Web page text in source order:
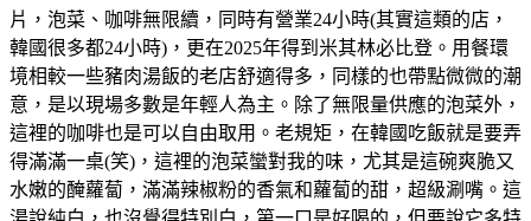
片，泡菜、咖啡無限續，同時有營業24小時(其實這類的店，
韓國很多都24小時)，更在2025年得到米其林必比登。用餐環
境相較一些豬肉湯飯的老店舒適得多，同樣的也帶點微微的潮
意，是以現場多數是年輕人為主。除了無限量供應的泡菜外，
這裡的咖啡也是可以自由取用。老規矩，在韓國吃飯就是要弄
得滿滿一桌(笑)，這裡的泡菜蠻對我的味，尤其是這碗爽脆又
水嫩的醃蘿蔔，滿滿辣椒粉的香氣和蘿蔔的甜，超級涮嘴。這